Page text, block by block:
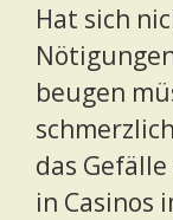
Hat sich
beugen
das
in Casinos